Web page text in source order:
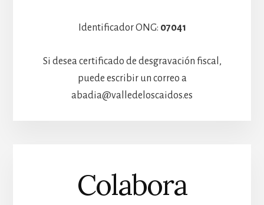
Identificador ONG: 07041
Si desea certificado de desgravación fiscal,
puede escribir un correo a
abadia@valledeloscaidos.es
Colabora